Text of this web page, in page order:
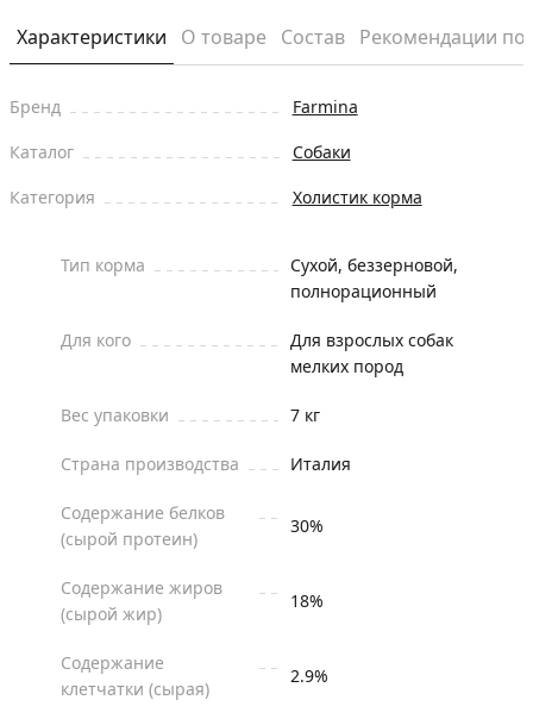
Характеристики О товаре Состав Рекомендации
Бренд
Farmina
Каталог
Собаки
Категория
Холистик корма
Тип корма
Сухой, беззерновой,
полнорационный
Для кого
Для взрослых собак
мелких пород
Вес упаковки 7 кг
Страна производства Италия
Содержание белков
(сырой протеин)
30%
Содержание жиров
(сырой жир)
18%
Содержание
клетчатки (сырая)
2.9%